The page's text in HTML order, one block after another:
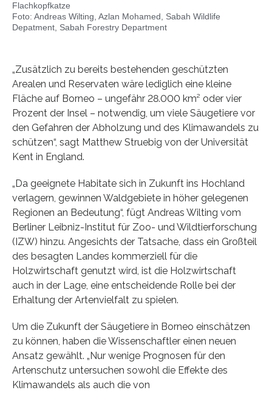
Flachkopfkatze
Foto: Andreas Wilting, Azlan Mohamed, Sabah Wildlife
Depatment, Sabah Forestry Department
„Zusätzlich zu bereits bestehenden geschützten
Arealen und Reservaten wäre lediglich eine kleine
Fläche auf Borneo – ungefähr 28.000 km² oder vier
Prozent der Insel – notwendig, um viele Säugetiere vor
den Gefahren der Abholzung und des Klimawandels zu
schützen“, sagt Matthew Struebig von der Universität
Kent in England.
„Da geeignete Habitate sich in Zukunft ins Hochland
verlagern, gewinnen Waldgebiete in höher gelegenen
Regionen an Bedeutung“, fügt Andreas Wilting vom
Berliner Leibniz-Institut für Zoo- und Wildtierforschung
(IZW) hinzu. Angesichts der Tatsache, dass ein Großteil
des besagten Landes kommerziell für die
Holzwirtschaft genutzt wird, ist die Holzwirtschaft
auch in der Lage, eine entscheidende Rolle bei der
Erhaltung der Artenvielfalt zu spielen.
Um die Zukunft der Säugetiere in Borneo einschätzen
zu können, haben die Wissenschaftler einen neuen
Ansatz gewählt. „Nur wenige Prognosen für den
Artenschutz untersuchen sowohl die Effekte des
Klimawandels als auch die von